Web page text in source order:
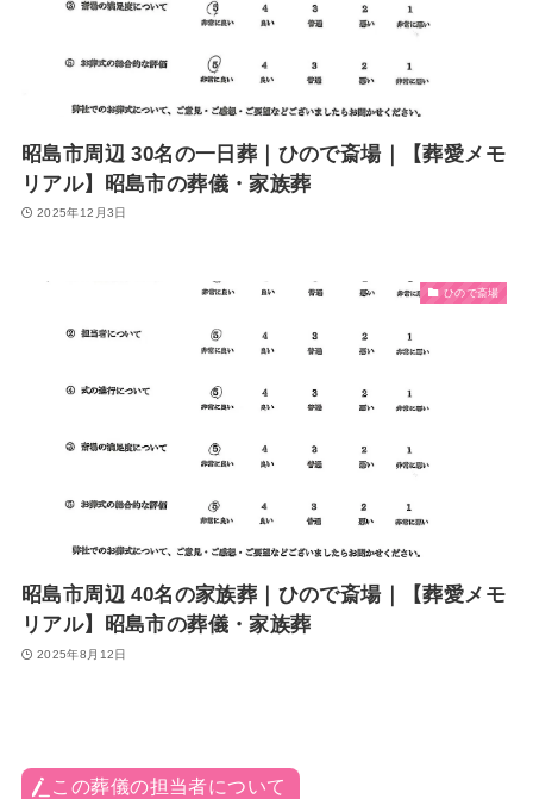
昭島市周辺 30名の一日葬｜ひので斎場｜【葬愛メモ
リアル】昭島市の葬儀・家族葬
2025年12月3日
ひので斎場
昭島市周辺 40名の家族葬｜ひので斎場｜【葬愛メモ
リアル】昭島市の葬儀・家族葬
2025年8月12日
この葬儀の担当者について